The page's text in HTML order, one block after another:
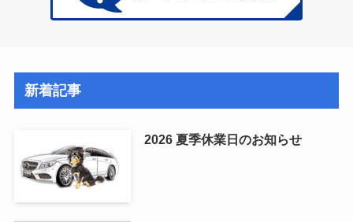
新着記事
2026 夏季休業日のお知らせ